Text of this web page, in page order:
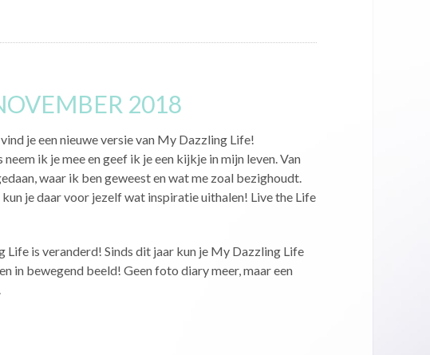
2018
je een nieuwe versie van My Dazzling Life!
ik je mee en geef ik je een kijkje in mijn leven. Van
waar ik ben geweest en wat me zoal bezighoudt.
kun je daar voor jezelf wat inspiratie uithalen! Live the Life
Life is veranderd! Sinds dit jaar kun je My Dazzling Life
in bewegend beeld! Geen foto diary meer, maar een